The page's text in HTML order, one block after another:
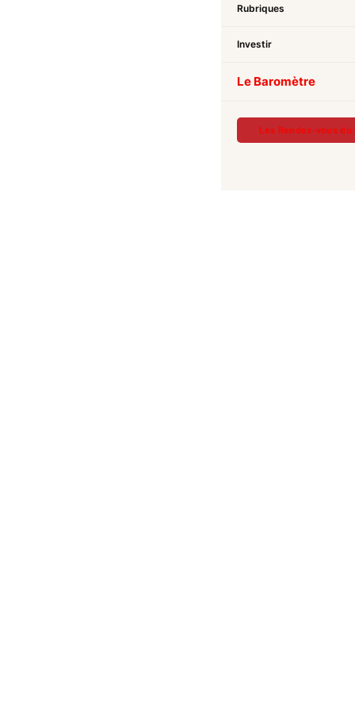
Rubriques
Investir
Le Baromètre
Les Rendez-vous